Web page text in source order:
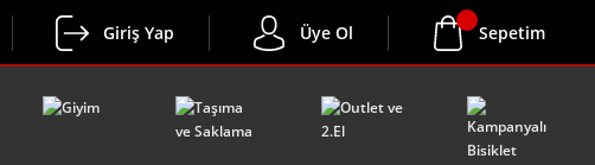
Giriş Yap Üye Ol Sepetim